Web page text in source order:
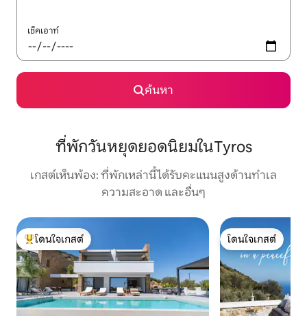
เช็คเอาท์
ค้นหา
ที่พักวันหยุดยอดนิยมในTyros
เกสต์เห็นพ้อง: ที่พักเหล่านี้ได้รับคะแนนสูงด้านทำเล
ความสะอาด และอื่นๆ
โดนใจเกสต์ที่สุด
โดนใจเกสต์
โดนใจเกสต์
โดนใจเกสต์